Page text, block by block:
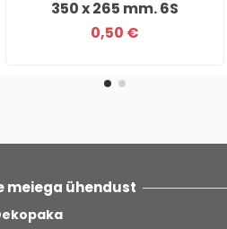
350 x 265 mm. 6S
0,50 €
meiega ühendust